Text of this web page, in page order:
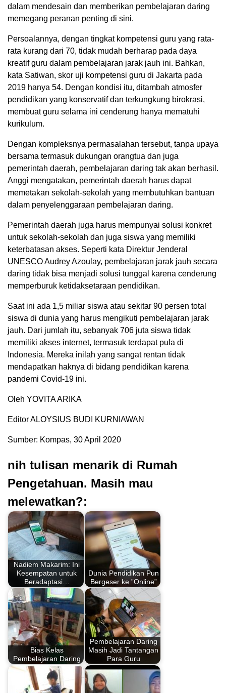
dalam mendesain dan memberikan pembelajaran daring
memegang peranan penting di sini.
Persoalannya, dengan tingkat kompetensi guru yang rata-
rata kurang dari 70, tidak mudah berharap pada daya
kreatif guru dalam pembelajaran jarak jauh ini. Bahkan,
kata Satiwan, skor uji kompetensi guru di Jakarta pada
2019 hanya 54. Dengan kondisi itu, ditambah atmosfer
pendidikan yang konservatif dan terkungkung birokrasi,
membuat guru selama ini cenderung hanya mematuhi
kurikulum.
Dengan kompleksnya permasalahan tersebut, tanpa upaya
bersama termasuk dukungan orangtua dan juga
pemerintah daerah, pembelajaran daring tak akan berhasil.
Anggi mengatakan, pemerintah daerah harus dapat
memetakan sekolah-sekolah yang membutuhkan bantuan
dalam penyelenggaraan pembelajaran daring.
Pemerintah daerah juga harus mempunyai solusi konkret
untuk sekolah-sekolah dan juga siswa yang memiliki
keterbatasan akses. Seperti kata Direktur Jenderal
UNESCO Audrey Azoulay, pembelajaran jarak jauh secara
daring tidak bisa menjadi solusi tunggal karena cenderung
memperburuk ketidaksetaraan pendidikan.
Saat ini ada 1,5 miliar siswa atau sekitar 90 persen total
siswa di dunia yang harus mengikuti pembelajaran jarak
jauh. Dari jumlah itu, sebanyak 706 juta siswa tidak
memiliki akses internet, termasuk terdapat pula di
Indonesia. Mereka inilah yang sangat rentan tidak
mendapatkan haknya di bidang pendidikan karena
pandemi Covid-19 ini.
Oleh YOVITA ARIKA
Editor ALOYSIUS BUDI KURNIAWAN
Sumber: Kompas, 30 April 2020
nih tulisan menarik di Rumah
Pengetahuan. Masih mau
melewatkan?:
Nadiem Makarim: Ini
Kesempatan untuk
Beradaptasi…
Dunia Pendidikan Pun
Bergeser ke ”Online”
Bias Kelas
Pembelajaran Daring
Pembelajaran Daring
Masih Jadi Tantangan
Para Guru